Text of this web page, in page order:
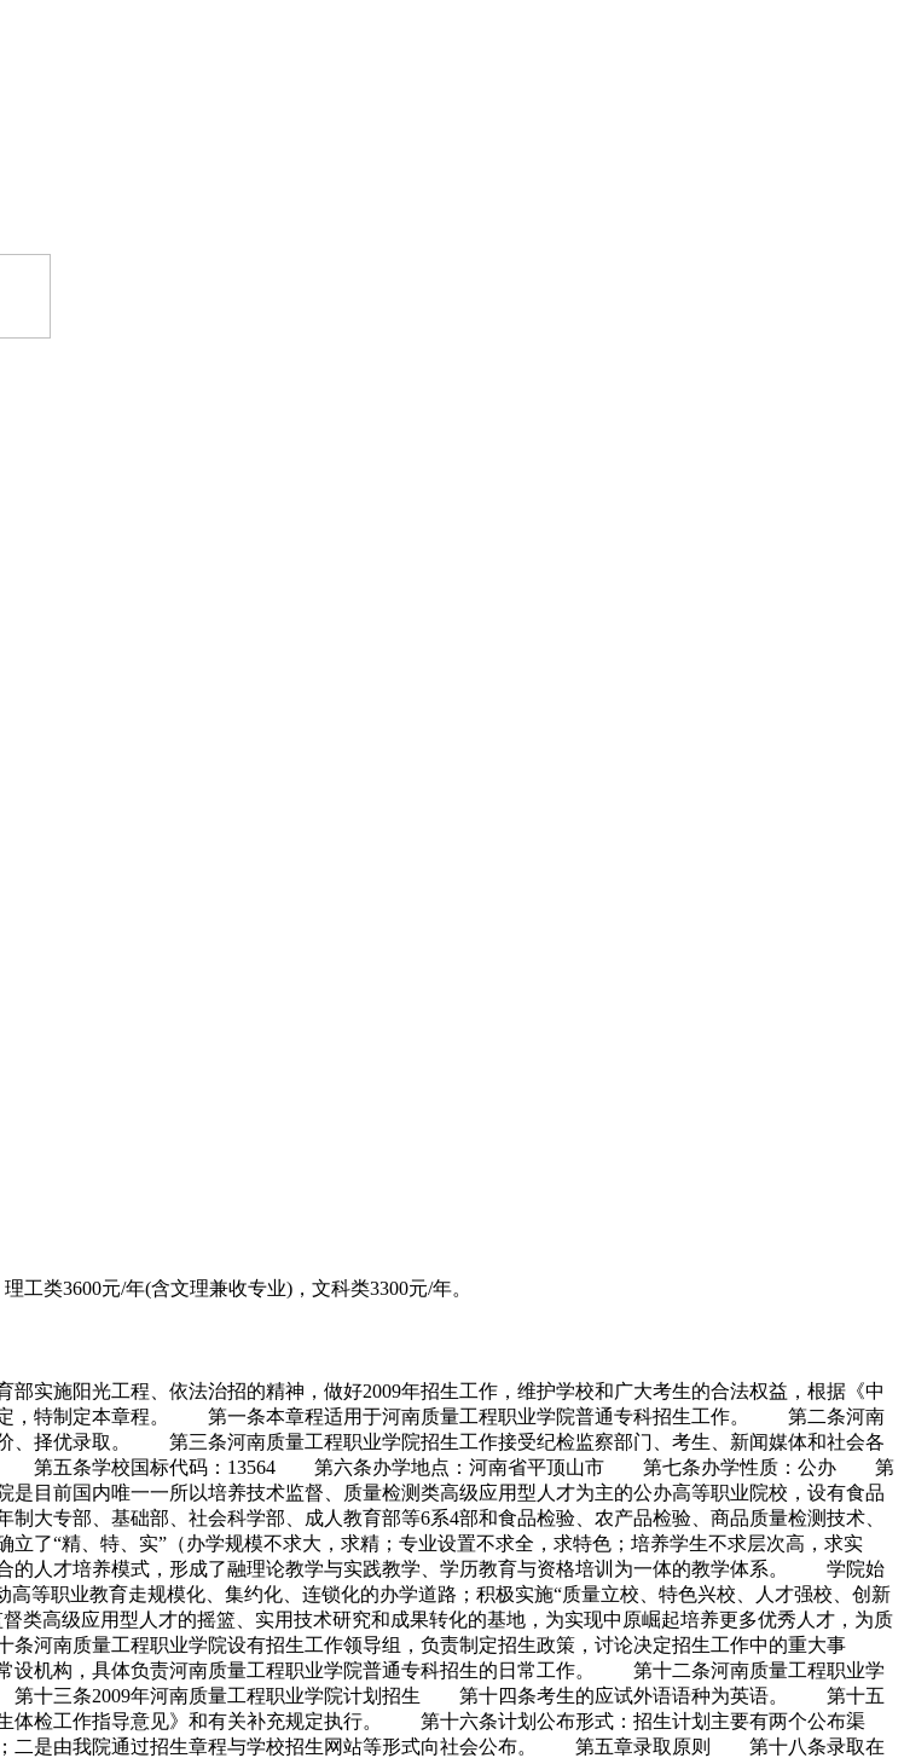
类3600元/年(含文理兼收专业)，文科类3300元/年。
阳光工程、依法治招的精神，做好2009年招生工作，维护学校和广大考生的合法权益，根据《中
定，特制定本章程。 第一条本章程适用于河南质量工程职业学院普通专科招生工作。 第二条河南
、择优录取。 第三条河南质量工程职业学院招生工作接受纪检监察部门、考生、新闻媒体和社会各
五条学校国标代码：13564 第六条办学地点：河南省平顶山市 第七条办学性质：公办 第
前国内唯一一所以培养技术监督、质量检测类高级应用型人才为主的公办高等职业院校，设有食品
大专部、基础部、社会科学部、成人教育部等6系4部和食品检验、农产品检验、商品质量检测技术、
“精、特、实”（办学规模不求大，求精；专业设置不求全，求特色；培养学生不求层次高，求实
的人才培养模式，形成了融理论教学与实践教学、学历教育与资格培训为一体的教学体系。 学院始
等职业教育走规模化、集约化、连锁化的办学道路；积极实施“质量立校、特色兴校、人才强校、创新
类高级应用型人才的摇篮、实用技术研究和成果转化的基地，为实现中原崛起培养更多优秀人才，为质
质量工程职业学院设有招生工作领导组，负责制定招生政策，讨论决定招生工作中的重大事
机构，具体负责河南质量工程职业学院普通专科招生的日常工作。 第十二条河南质量工程职业学
十三条2009年河南质量工程职业学院计划招生 第十四条考生的应试外语语种为英语。 第十五
体检工作指导意见》和有关补充规定执行。 第十六条计划公布形式：招生计划主要有两个公布渠
；二是由我院通过招生章程与学校招生网站等形式向社会公布。 第五章录取原则 第十八条录取在